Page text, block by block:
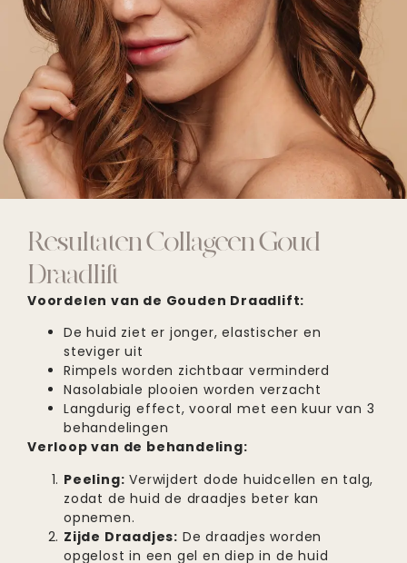
Resultaten Collageen Goud
Draadlift
Voordelen van de Gouden Draadlift:
De huid ziet er jonger, elastischer en
steviger uit
Rimpels worden zichtbaar verminderd
Nasolabiale plooien worden verzacht
Langdurig effect, vooral met een kuur van 3
behandelingen
Verloop van de behandeling:
Peeling: Verwijdert dode huidcellen en talg,
zodat de huid de draadjes beter kan
opnemen.
Zijde Draadjes: De draadjes worden
opgelost in een gel en diep in de huid